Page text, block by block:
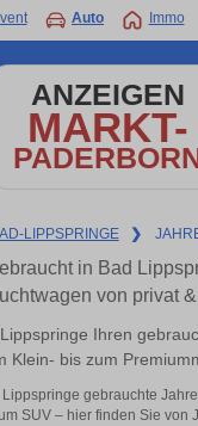
Auto Immo
ANZEIGEN
MARKT-
LIPPSPRINGE ❯
in Bad
von privat
Ihren
Klein- bis zum
gebrauchte
SUV – hier finden Sie von